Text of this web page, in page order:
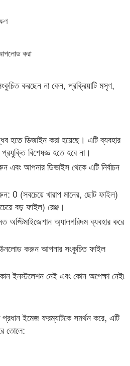
আপলোড করা
করছেন না কেন, প্রক্রিয়াটি মসৃণ,
হতে ডিজাইন করা হয়েছে। এটি ব্যবহার
বিশেষজ্ঞ হতে হবে না।
আপনার ডিভাইস থেকে এটি নির্বাচন
0 (সবচেয়ে খারাপ মানের, ছোট ফাইল)
বড় ফাইল) রেঞ্জ।
অ্যালগরিদম ব্যবহার করে
করুন আপনার সংকুচিত ফাইল
ইনস্টলেশন নেই এবং কোন অপেক্ষা নেই৷
ইমেজ ফরম্যাটকে সমর্থন করে, এটি
তোলে: